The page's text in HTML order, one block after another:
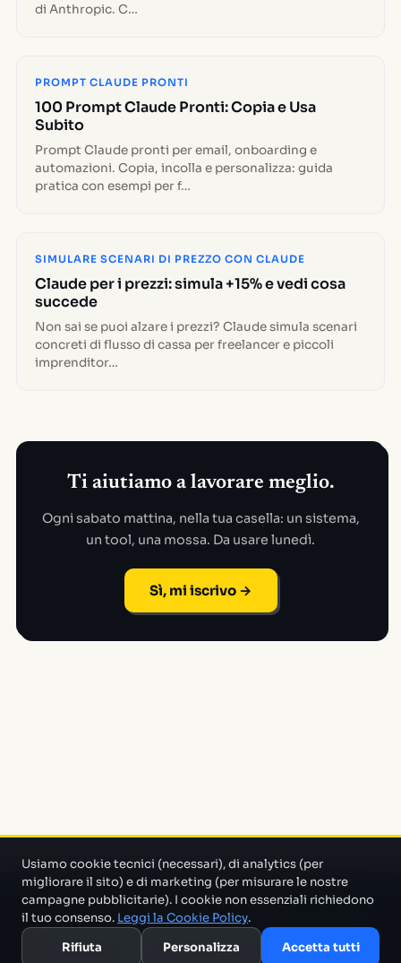
di Anthropic. C…
PROMPT CLAUDE PRONTI
100 Prompt Claude Pronti: Copia e Usa
Subito
Prompt Claude pronti per email, onboarding e
automazioni. Copia, incolla e personalizza: guida
pratica con esempi per f…
SIMULARE SCENARI DI PREZZO CON CLAUDE
Claude per i prezzi: simula +15% e vedi cosa
succede
Non sai se puoi alzare i prezzi? Claude simula scenari
concreti di flusso di cassa per freelancer e piccoli
imprenditor…
Ti aiutiamo a lavorare meglio.
Ogni sabato mattina, nella tua casella: un sistema,
un tool, una mossa. Da usare lunedì.
Sì, mi iscrivo →
Un progetto di Marco Monty Montemagno
che cerca in mezzo al casino e ti porta solo quello che serve.
Usiamo cookie tecnici (necessari), di analytics (per
migliorare il sito) e di marketing (per misurare le nostre
campagne pubblicitarie). I cookie non essenziali richiedono
il tuo consenso. Leggi la Cookie Policy.
Rifiuta
Personalizza Accetta tutti